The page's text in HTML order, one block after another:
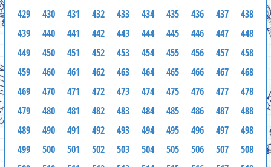
429
430 431 432 433 434 435 436 437
438
439
440 441 442 443 444 445 446 447
448
449
450 451 452 453 454 455 456 457
458
459
460 461 462 463 464 465 466 467
468
469
470 471 472 473 474 475 476 477
478
479
480 481 482 483 484 485 486 487
488
489
490 491 492 493 494 495 496 497
498
499
500 501 502 503 504 505 506 507
508